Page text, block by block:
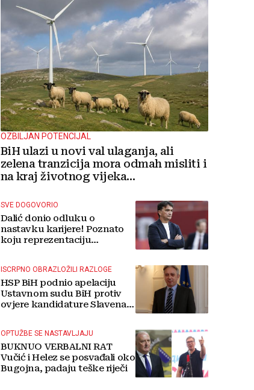
OZBILJAN POTENCIJAL
BiH ulazi u novi val ulaganja, ali
zelena tranzicija mora odmah misliti i
na kraj životnog vijeka
SVE DOGOVORIO
Dalić donio odluku o
nastavku karijere! Poznato
koju reprezentaciju
ISCRPNO OBRAZLOŽILI RAZLOGE
HSP BiH podnio apelaciju
Ustavnom sudu BiH protiv
ovjere kandidature Slavena
OPTUŽBE SE NASTAVLJAJU
BUKNUO VERBALNI RAT
Vučić i Helez se posvađali oko
Bugojna, padaju teške riječi